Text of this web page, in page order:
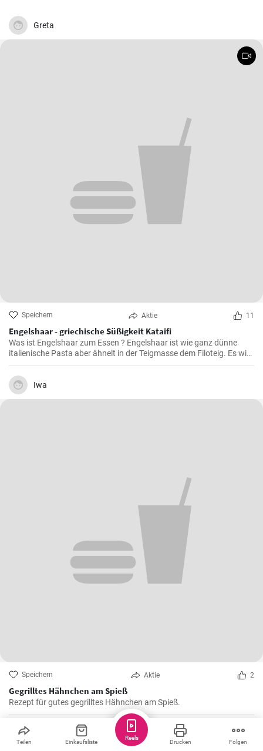
Greta
Speichern Aktie 11
Engelshaar - griechische Süßigkeit Kataifi
Was ist Engelshaar zum Essen ? Engelshaar ist wie ganz dünne
italienische Pasta aber ähnelt in der Teigmasse dem Filoteig. Es wird
im balkanischen Raum für Süßspeisen mit Nüssen und Gewürzen
gefüllt benutzt. Schauen Sie selbst wie es geht !
Iwa
Speichern Aktie 2
Gegrilltes Hähnchen am Spieß
Rezept für gutes gegrilltes Hähnchen am Spieß.
Martina_Grechova
Teilen Einkaufsliste Drucken Folgen
Reels